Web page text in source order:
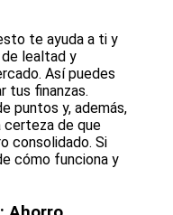
te ayuda a ti y
lealtad y
Así puedes
tus finanzas.
puntos y, además,
certeza de que
consolidado. Si
cómo funciona y